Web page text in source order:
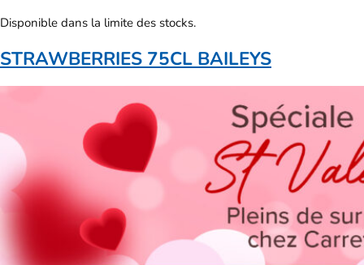
Disponible dans la limite des stocks.
STRAWBERRIES 75CL BAILEYS